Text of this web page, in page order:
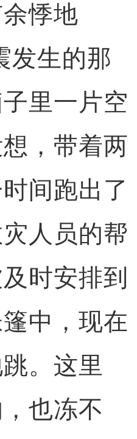
悸地
发生的那
里一片空
，带着两
间跑出了
人员的帮
时安排到
中，现在
。这里
也冻不